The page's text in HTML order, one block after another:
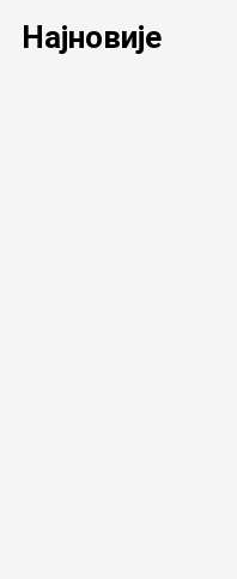
Најновије